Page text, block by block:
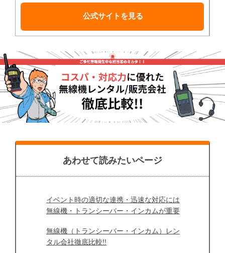
公式サイトを見る
あわせて読みたいページ
イベント時の適切な連携・迅速な対応には
無線機・トランシーバー・インカムが重要
無線機（トランシーバー・インカム）レン
タル会社徹底比較!!